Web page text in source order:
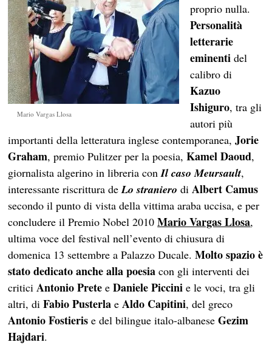
Mario Vargas Llosa
proprio nulla.
Personalità
letterarie
eminenti del
calibro di
Kazuo
Ishiguro, tra gli
autori più
importanti della letteratura inglese contemporanea,Jorie
Graham, premio Pulitzer per la poesia,Kamel Daoud,
giornalista algerino in libreria conIl caso Meursault,
interessante riscrittura deLo straniero diAlbert Camus
secondo il punto di vista della vittima araba uccisa, e per
concludere il Premio Nobel 2010Mario Vargas Llosa,
ultima voce del festival nell’evento di chiusura di
domenica 13 settembre a Palazzo Ducale.Molto spazio è
stato dedicato anche alla poesia con gli interventi dei
criticiAntonio Prete eDaniele Piccini e le voci, tra gli
altri, diFabio Pusterla eAldo Capitini, del greco
Antonio Fostieris e del bilingue italo-albaneseGezim
Hajdari.